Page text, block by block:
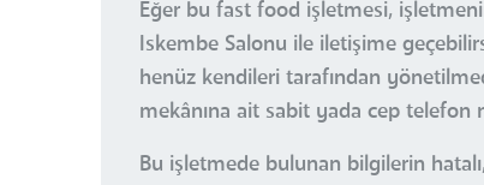
Eğer bu fast food işletmesi,
Iskembe Salonu ile iletişime
henüz kendileri tarafından
mekânına ait sabit yada cep telefon
Bu işletmede bulunan bilgilerin